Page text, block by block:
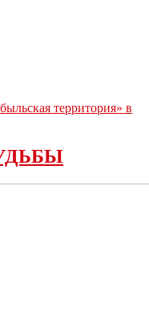
территория» в